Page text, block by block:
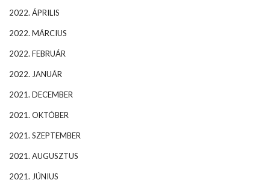
2022. ÁPRILIS
2022. MÁRCIUS
2022. FEBRUÁR
2022. JANUÁR
2021. DECEMBER
2021. OKTÓBER
2021. SZEPTEMBER
2021. AUGUSZTUS
2021. JÚNIUS